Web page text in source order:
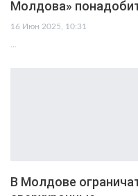
Молдова»
16 Июн 2025, 10:31
В Молдове